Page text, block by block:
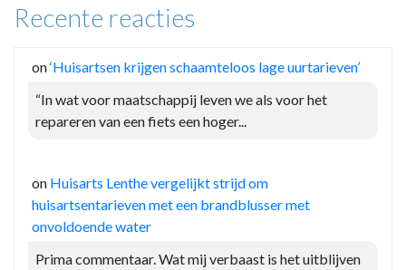
Recente reacties
on‘Huisartsen krijgen schaamteloos lage uurtarieven’
“In wat voor maatschappij leven we als voor het
repareren van een fiets een hoger...
on Huisarts Lenthe vergelijkt strijd om
huisartsentarieven met een brandblusser met
onvoldoende water
Prima commentaar. Wat mij verbaast is het uitblijven